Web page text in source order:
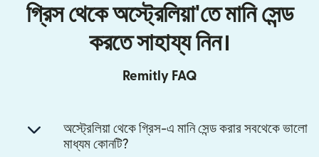
গ্রিস থেকে অস্ট্রেলিয়া'তে মানি সেন্ড
করতে সাহায্য নিন।
Remitly FAQ
অস্ট্রেলিয়া থেকে গ্রিস-এ মানি সেন্ড করার সবথেকে ভালো
মাধ্যম কোনটি?